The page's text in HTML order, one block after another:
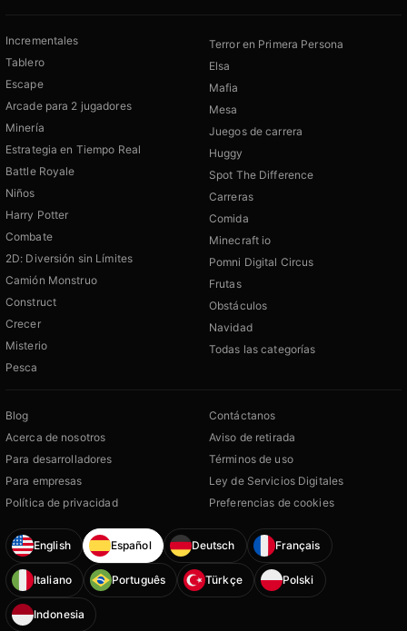
Incrementales
Tablero
Escape
Arcade para 2 jugadores
Minería
Estrategia en Tiempo Real
Battle Royale
Niños
Harry Potter
Combate
2D: Diversión sin Límites
Camión Monstruo
Construct
Crecer
Misterio
Pesca
Terror en Primera Persona
Elsa
Mafia
Mesa
Juegos de carrera
Huggy
Spot The Difference
Carreras
Comida
Minecraft io
Pomni Digital Circus
Frutas
Obstáculos
Navidad
Todas las categorías
Blog
Acerca de nosotros
Para desarrolladores
Para empresas
Política de privacidad
Contáctanos
Aviso de retirada
Términos de uso
Ley de Servicios Digitales
Preferencias de cookies
English Español Deutsch Français
Italiano Português Türkçe Polski
Indonesia